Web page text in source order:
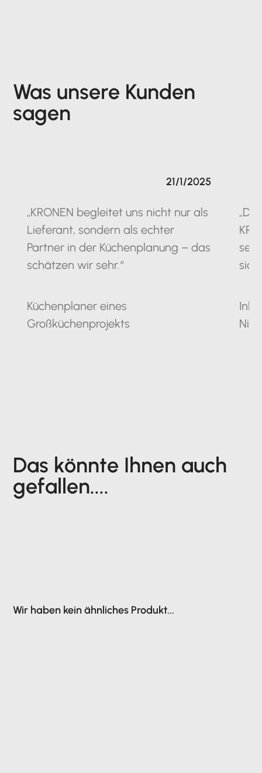
Was unsere Kunden
sagen
„KRONEN begleitet uns nicht nur als
Lieferant, sondern als echter
Partner in der Küchenplanung – das
schätzen wir sehr.“
Küchenplaner eines
Großküchenprojekts
21/1/2025
seit
sich
Das könnte Ihnen auch
gefallen....
Wir haben kein ähnliches Produkt...